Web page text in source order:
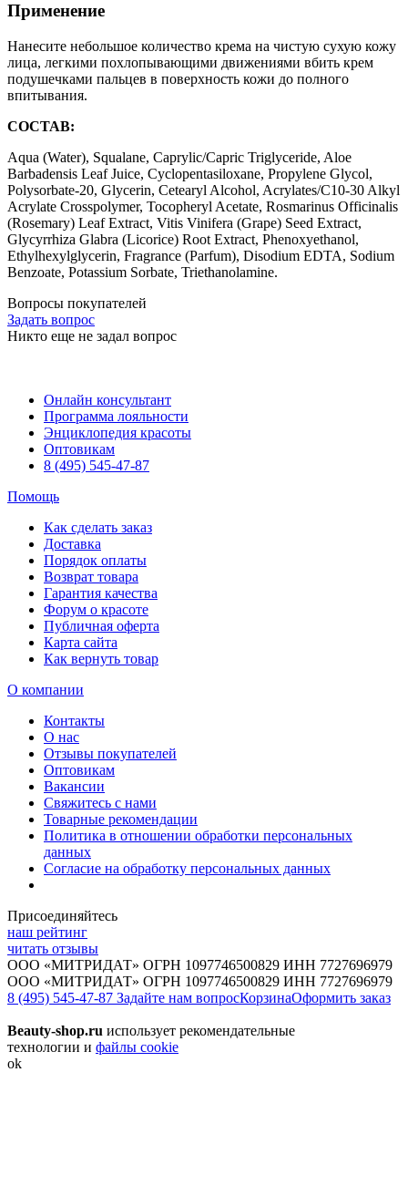
Применение
Нанесите небольшое количество крема на чистую сухую кожу
лица, легкими похлопывающими движениями вбить крем
подушечками пальцев в поверхность кожи до полного
впитывания.
СОСТАВ:
Aqua (Water), Squalane, Caprylic/Capric Triglyceride, Aloe
Barbadensis Leaf Juice, Cyclopentasiloxane, Propylene Glycol,
Polysorbate-20, Glycerin, Cetearyl Alcohol, Acrylates/C10-30 Alkyl
Acrylate Crosspolymer, Tocopheryl Acetate, Rosmarinus Officinalis
(Rosemary) Leaf Extract, Vitis Vinifera (Grape) Seed Extract,
Glycyrrhiza Glabra (Licorice) Root Extract, Phenoxyethanol,
Ethylhexylglycerin, Fragrance (Parfum), Disodium EDTA, Sodium
Benzoate, Potassium Sorbate, Triethanolamine.
Вопросы покупателей
Задать вопрос
Никто еще не задал вопрос
Онлайн консультант
Программа лояльности
Энциклопедия красоты
Оптовикам
8 (495) 545-47-87
Помощь
Как сделать заказ
Доставка
Порядок оплаты
Возврат товара
Гарантия качества
Форум о красоте
Публичная оферта
Карта сайта
Как вернуть товар
О компании
Контакты
О нас
Отзывы покупателей
Оптовикам
Вакансии
Свяжитесь с нами
Товарные рекомендации
Политика в отношении обработки персональных
данных
Согласие на обработку персональных данных
Присоединяйтесь
наш рейтинг
читать отзывы
ООО «МИТРИДАТ» ОГРН 1097746500829 ИНН 7727696979
ООО «МИТРИДАТ» ОГРН 1097746500829 ИНН 7727696979
8 (495) 545-47-87 Задайте нам вопросКорзинаОформить заказ
Beauty-shop.ru использует рекомендательные
технологии и файлы cookie
ok